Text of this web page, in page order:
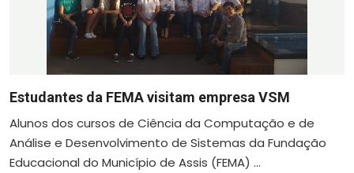
Estudantes da FEMA visitam empresa VSM
Alunos dos cursos de Ciência da Computação e de
Análise e Desenvolvimento de Sistemas da Fundação
Educacional do Município de Assis (FEMA) ...